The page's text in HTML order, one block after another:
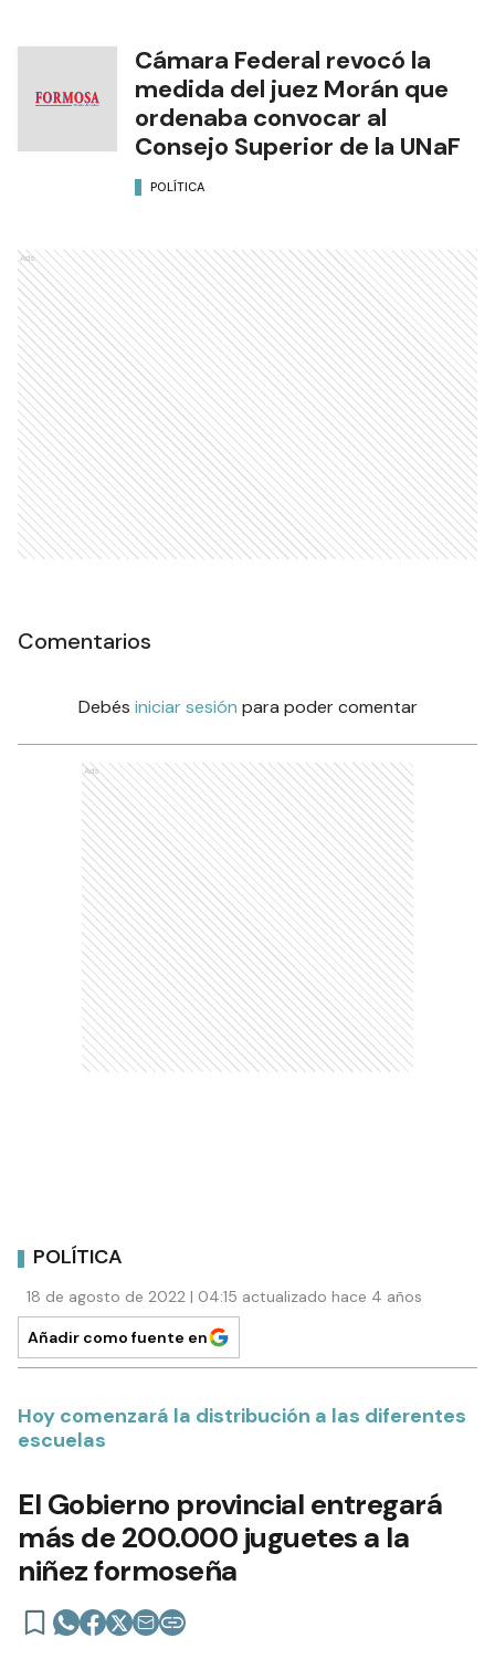
Cámara Federal revocó la
medida del juez Morán que
ordenaba convocar al
Consejo Superior de la UNaF
POLÍTICA
Ads
Comentarios
Debés iniciar sesión para poder comentar
Ads
POLÍTICA
18 de agosto de 2022 | 04:15 actualizado hace 4 años
Añadir como fuente en
Hoy comenzará la distribución a las diferentes
escuelas
El Gobierno provincial entregará
más de 200.000 juguetes a la
niñez formoseña